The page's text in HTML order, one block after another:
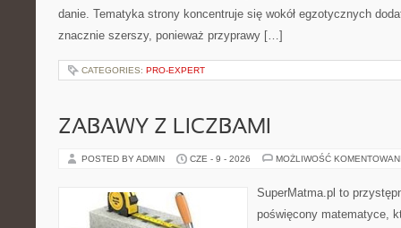
danie. Tematyka strony koncentruje się wokół egzotycznych
znacznie szerszy, ponieważ przyprawy […]
CATEGORIES: PRO-EXPERT
ZABAWY Z LICZBAMI
POSTED BY ADMIN CZE - 9 - 2026 MOŻLIWOŚĆ
SuperMatma.pl to
poświęcony matematyce,